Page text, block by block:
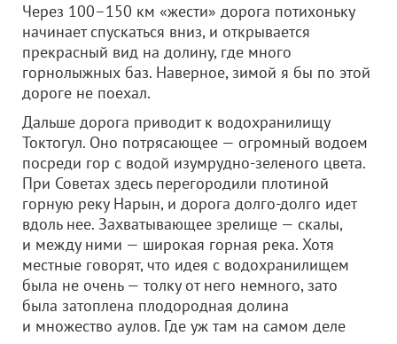
Через 100–150 км «жести» дорога потихоньку
начинает спускаться вниз, и открывается
прекрасный вид на долину, где много
горнолыжных баз. Наверное, зимой я бы по этой
дороге не поехал.
Дальше дорога приводит к водохранилищу
Токтогул. Оно потрясающее — огромный водоем
посреди гор с водой изумрудно-зеленого цвета.
При Советах здесь перегородили плотиной
горную реку Нарын, и дорога долго-долго идет
вдоль нее. Захватывающее зрелище — скалы,
и между ними — широкая горная река. Хотя
местные говорят, что идея с водохранилищем
была не очень — толку от него немного, зато
была затоплена плодородная долина
и множество аулов. Где уж там на самом деле